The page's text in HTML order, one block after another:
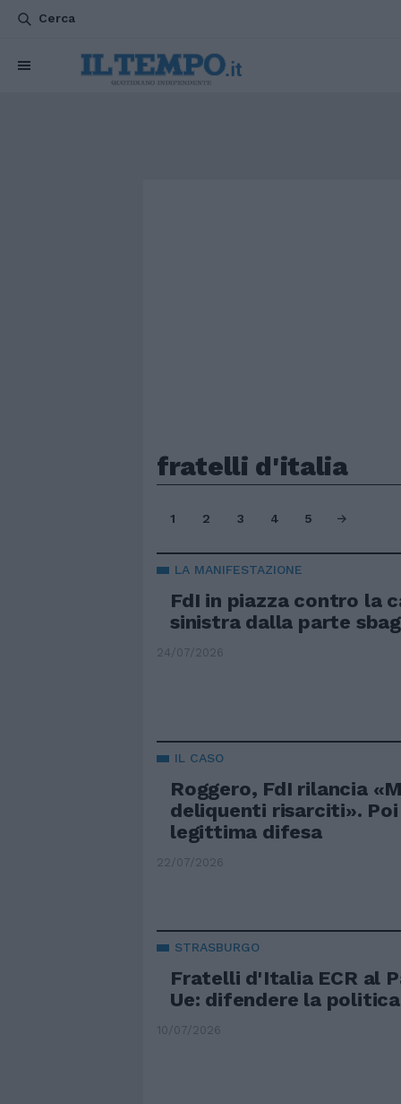
Cerca
fratelli d'italia
1 2 3 4 5
LA MANIFESTAZIONE
FdI in piazza contro la
sinistra dalla parte
24/07/2026
IL CASO
Roggero, FdI rilancia
deliquenti risarciti».
legittima difesa
22/07/2026
STRASBURGO
Fratelli d'Italia ECR al
Ue: difendere la
10/07/2026